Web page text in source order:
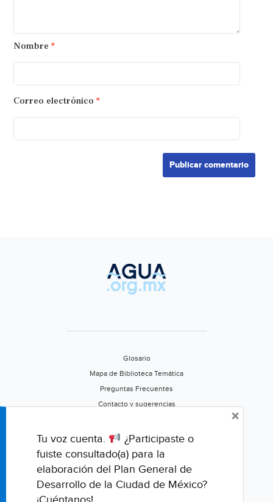
Nombre *
Correo electrónico *
Glosario
Mapa de Biblioteca Temática
Preguntas Frecuentes
Contacto y sugerencias
Califica este portal
Tu voz cuenta.
¿Participaste o
fuiste consultado(a) para la
elaboración del Plan General de
Desarrollo de la Ciudad de México?
×